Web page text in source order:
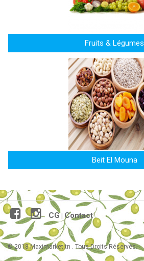
Fruits & Légumes
Beit El Mouna
CG| Contact
© 2018 Maximarket.tn . Tous Droits Réservés.